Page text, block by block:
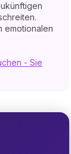
emotionalen
- Sie